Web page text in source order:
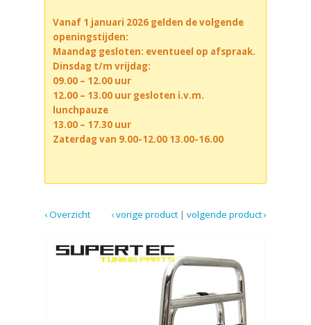
Vanaf 1 januari 2026 gelden de volgende
openingstijden:
Maandag gesloten: eventueel op afspraak.
Dinsdag t/m vrijdag:
09.00 – 12.00 uur
12.00 – 13.00 uur gesloten i.v.m.
lunchpauze
13.00 – 17.30 uur
Zaterdag van 9.00-12.00 13.00-16.00
‹ Overzicht volgende product ›
|
‹ vorige product